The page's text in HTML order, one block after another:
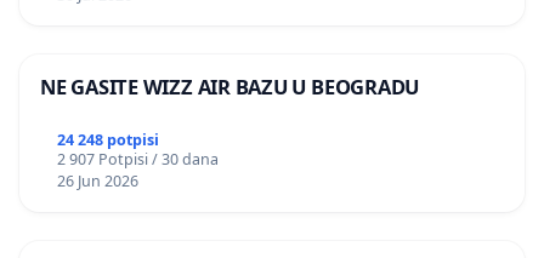
NE GASITE WIZZ AIR BAZU U BEOGRADU
24 248 potpisi
2 907 Potpisi / 30 dana
26 Jun 2026